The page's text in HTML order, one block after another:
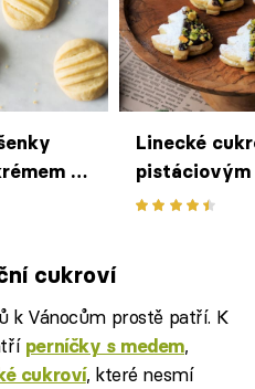
s
Linecké
pistáciovým
cukroví
k Vánocům prostě patří. K
perníčky s medem,
cukroví, které nesmí